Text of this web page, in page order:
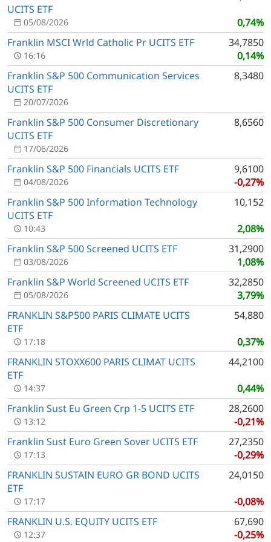
UCITS ETF
0,74%
05/08/2026
Franklin MSCI Wrld Catholic Pr UCITS ETF
34,7850
0,14%
16:16
Franklin S&P 500 Communication Services
UCITS ETF
8,3480
20/07/2026
Franklin S&P 500 Consumer Discretionary
UCITS ETF
8,6560
17/06/2026
Franklin S&P 500 Financials UCITS ETF
9,6100
-0,27%
04/08/2026
Franklin S&P 500 Information Technology
UCITS ETF
10,152
2,08%
10:43
Franklin S&P 500 Screened UCITS ETF
31,2900
1,08%
03/08/2026
Franklin S&P World Screened UCITS ETF
32,2850
3,79%
05/08/2026
FRANKLIN S&P500 PARIS CLIMATE UCITS
ETF
54,880
0,37%
17:18
FRANKLIN STOXX600 PARIS CLIMAT UCITS
ETF
44,2100
0,44%
14:37
Franklin Sust Eu Green Crp 1-5 UCITS ETF
28,2600
-0,21%
13:12
Franklin Sust Euro Green Sover UCITS ETF
27,2350
-0,29%
17:13
FRANKLIN SUSTAIN EURO GR BOND UCITS
ETF
24,0150
-0,08%
17:17
FRANKLIN U.S. EQUITY UCITS ETF
67,690
-0,25%
12:37